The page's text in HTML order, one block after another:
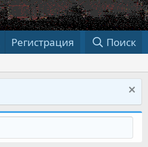
Регистрация Поиск